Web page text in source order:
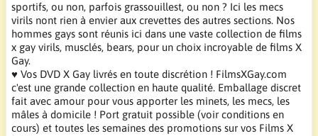
sportifs, ou non, parfois grassouillest, ou non ? Ici les mecs
virils nont rien à envier aux crevettes des autres sections. Nos
hommes gays sont réunis ici dans une vaste collection de films
x gay virils, musclés, bears, pour un choix incroyable de films X
Gay.
♥ Vos DVD X Gay livrés en toute discrétion ! FilmsXGay.com
c'est une grande collection en haute qualité. Emballage discret
fait avec amour pour vous apporter les minets, les mecs, les
mâles à domicile ! Port gratuit possible (voir conditions en
cours) et toutes les semaines des promotions sur vos Films X